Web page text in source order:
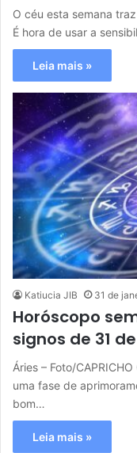
O céu esta semana
É hora de usar a
Leia mais »
Katiucia JIB 31 de
Horóscopo
signos de 31
Áries – Foto/
uma fase de
bom…
Leia mais »